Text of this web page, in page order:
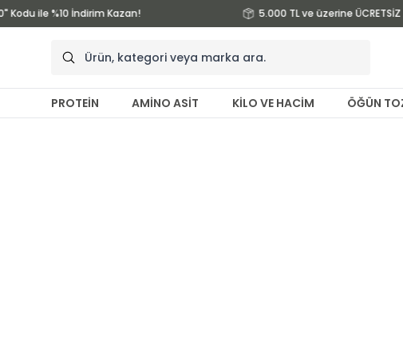
Kodu ile %10 İndirim Kazan! 5.000 TL ve üzerine ÜCRETSİZ
PROTEİN AMİNO ASİT KİLO VE HACİM ÖĞÜN